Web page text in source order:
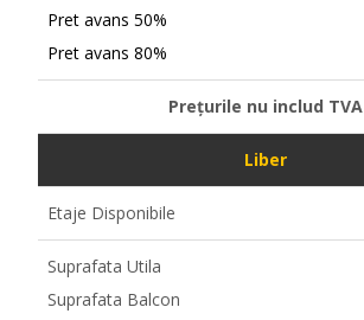
Pret avans 50%
Pret avans 80%
Prețurile nu includ TVA
Liber
Etaje Disponibile
Suprafata Utila
Suprafata Balcon